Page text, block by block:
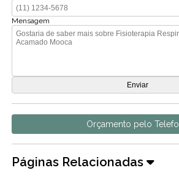
Mensagem
Orçamento pelo
Páginas Relacionadas